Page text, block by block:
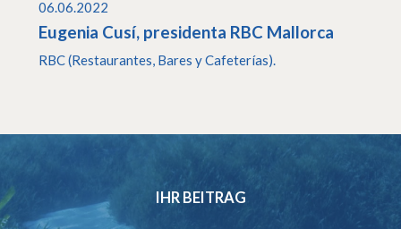
06.06.2022
Eugenia Cusí, presidenta RBC Mallorca
RBC (Restaurantes, Bares y Cafeterías).
IHR BEITRAG